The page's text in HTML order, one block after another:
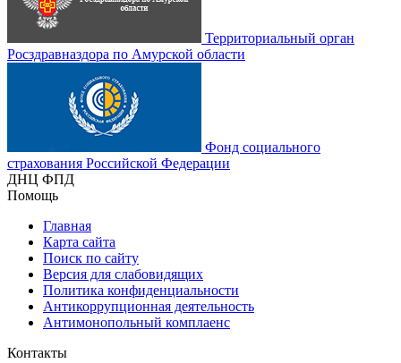
Территориальный орган
Росздравназдора по Амурской области
Фонд социального
страхования Российской Федерации
ДНЦ ФПД
Помощь
Главная
Карта сайта
Поиск по сайту
Версия для слабовидящих
Политика конфиденциальности
Антикоррупционная деятельность
Антимонопольный комплаенс
Контакты